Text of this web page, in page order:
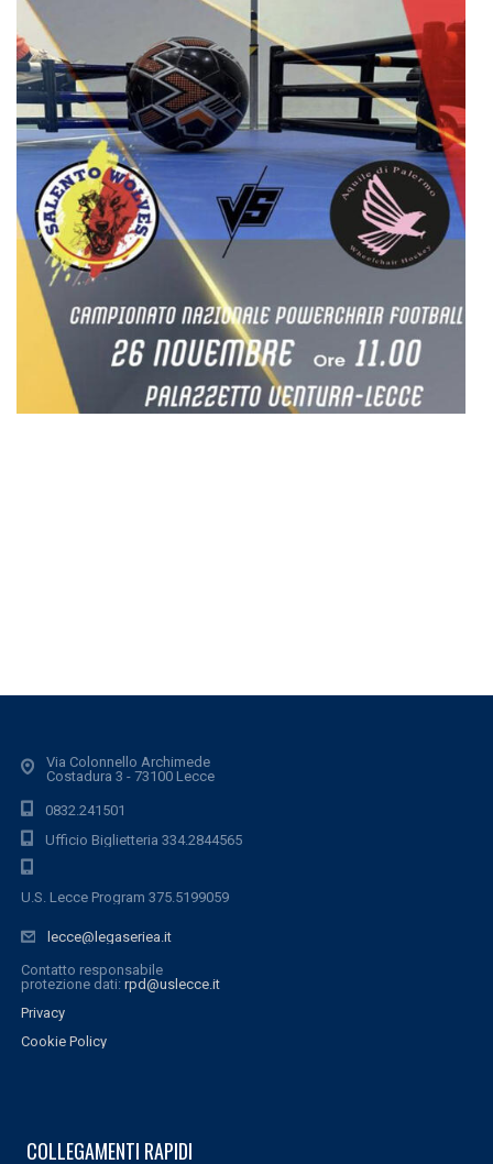
Via Colonnello Archimede
Costadura 3 - 73100 Lecce
0832.241501
Ufficio Biglietteria 334.2844565
U.S. Lecce Program 375.5199059
lecce@legaseriea.it
Contatto responsabile
protezione dati: rpd@uslecce.it
Privacy
Cookie Policy
COLLEGAMENTI RAPIDI